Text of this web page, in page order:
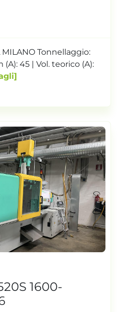
MILANO Tonnellaggio:
45 | Vol. teorico (A):
1600-